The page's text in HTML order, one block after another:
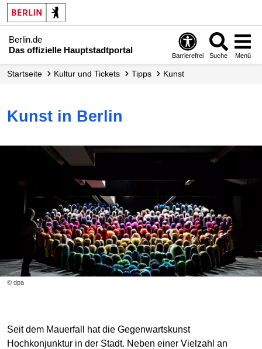
Berlin.de
Das offizielle Hauptstadtportal
Barrierefrei Suche Menü
Startseite Kultur und Tickets Tipps Kunst
Kunst in Berlin
© dpa
Seit dem Mauerfall hat die Gegenwartskunst
Hochkonjunktur in der Stadt. Neben einer Vielzahl an